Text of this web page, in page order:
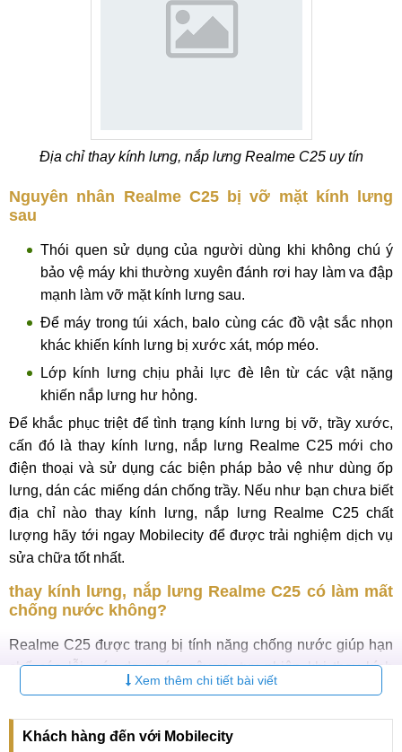
Địa chỉ thay kính lưng, nắp lưng Realme C25 uy tín
Nguyên nhân Realme C25 bị vỡ mặt kính lưng
sau
Thói quen sử dụng của người dùng khi không chú ý
bảo vệ máy khi thường xuyên đánh rơi hay làm va đập
mạnh làm vỡ mặt kính lưng sau.
Để máy trong túi xách, balo cùng các đồ vật sắc nhọn
khác khiến kính lưng bị xước xát, móp méo.
Lớp kính lưng chịu phải lực đè lên từ các vật nặng
khiến nắp lưng hư hỏng.
Để khắc phục triệt để tình trạng kính lưng bị vỡ, trầy xước,
cấn đó là thay kính lưng, nắp lưng Realme C25 mới cho
điện thoại và sử dụng các biện pháp bảo vệ như dùng ốp
lưng, dán các miếng dán chống trầy. Nếu như bạn chưa biết
địa chỉ nào thay kính lưng, nắp lưng Realme C25 chất
lượng hãy tới ngay Mobilecity để được trải nghiệm dịch vụ
sửa chữa tốt nhất.
thay kính lưng, nắp lưng Realme C25 có làm mất
chống nước không?
Realme C25 được trang bị tính năng chống nước giúp hạn
chế các lỗi máy do nước gây ra, tuy nhiên khi thay kính
lưng, nắp lưng Realme C25 việc phải tháo máy một số các
chống nước. Nhưng bạn đừng quá lo lắng khi bạn
Xem thêm chi tiết bài viết
Khách hàng đến với Mobilecity